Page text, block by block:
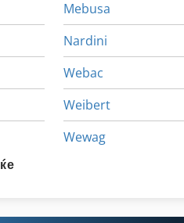
Mebusa
Nardini
Webac
Weibert
Wewag